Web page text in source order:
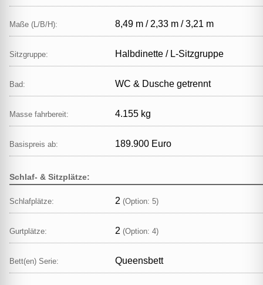
Maße (L/B/H): 8,49 m / 2,33 m / 3,21 m
Sitzgruppe: Halbdinette / L‑Sitzgruppe
Bad: WC & Dusche getrennt
Masse fahrbereit: 4.155 kg
Basispreis ab: 189.900 Euro
Schlaf- & Sitzplätze:
Schlafplätze: 2 (Option: 5)
Gurtplätze: 2 (Option: 4)
Bett(en) Serie: Queensbett